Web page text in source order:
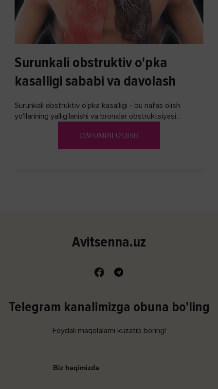
Surunkali obstruktiv o'pka
kasalligi sababi va davolash
Surunkali obstruktiv o'pka kasalligi - bu nafas olish
yo'llarining yallig'lanishi va bronxlar obstruktsiyasi
DAVOMINI O'QISH
Avitsenna.uz
Telegram kanalimizga obuna bo'ling
Foydali maqolalarni kuzatib boring!
Biz haqimizda